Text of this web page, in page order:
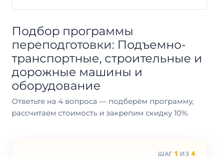
Подбор программы
переподготовки: Подъемно-
транспортные, строительные и
дорожные машины и
оборудование
Ответьте на 4 вопроса — подберём программу,
рассчитаем стоимость и закрепим скидку 10%.
ШАГ 1 ИЗ 4